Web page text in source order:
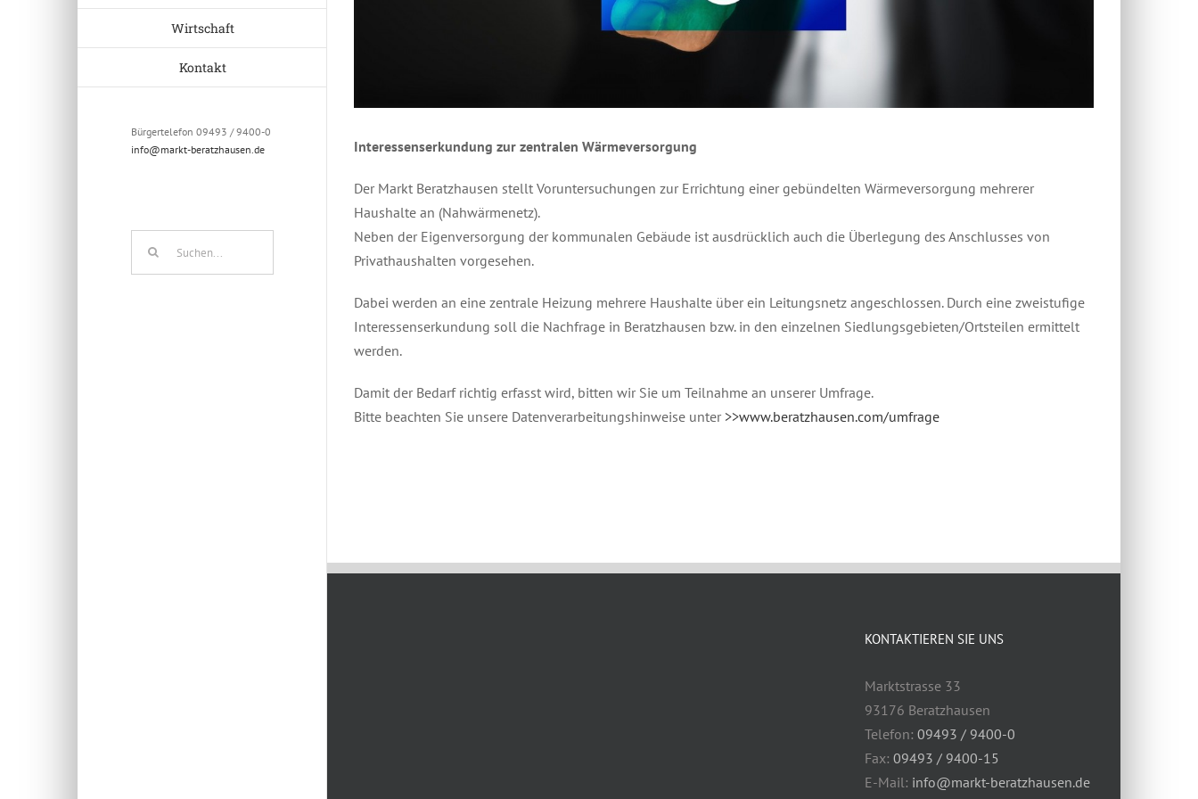
Wirtschaft
Kontakt
Bürgertelefon 09493 / 9400-0
info@markt-beratzhausen.de
Interessenserkundung zur zentralen Wärmeversorgung
Der Markt Beratzhausen stellt Voruntersuchungen zur Errichtung einer gebündelten Wärmeversorgung mehrerer
Haushalte an (Nahwärmenetz).
Neben der Eigenversorgung der kommunalen Gebäude ist ausdrücklich auch die Überlegung des Anschlusses von
Privathaushalten vorgesehen.
Dabei werden an eine zentrale Heizung mehrere Haushalte über ein Leitungsnetz angeschlossen. Durch eine zweistufige
Interessenserkundung soll die Nachfrage in Beratzhausen bzw. in den einzelnen Siedlungsgebieten/Ortsteilen ermittelt
werden.
Damit der Bedarf richtig erfasst wird, bitten wir Sie um Teilnahme an unserer Umfrage.
Bitte beachten Sie unsere Datenverarbeitungshinweise unter >>www.beratzhausen.com/umfrage
KONTAKTIEREN SIE UNS
Marktstrasse 33
93176 Beratzhausen
Telefon:09493 / 9400-0
Fax:09493 / 9400-15
E-Mail: info@markt-beratzhausen.de